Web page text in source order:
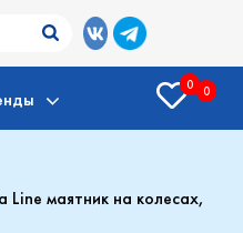
0 0
Line маятник на колесах,